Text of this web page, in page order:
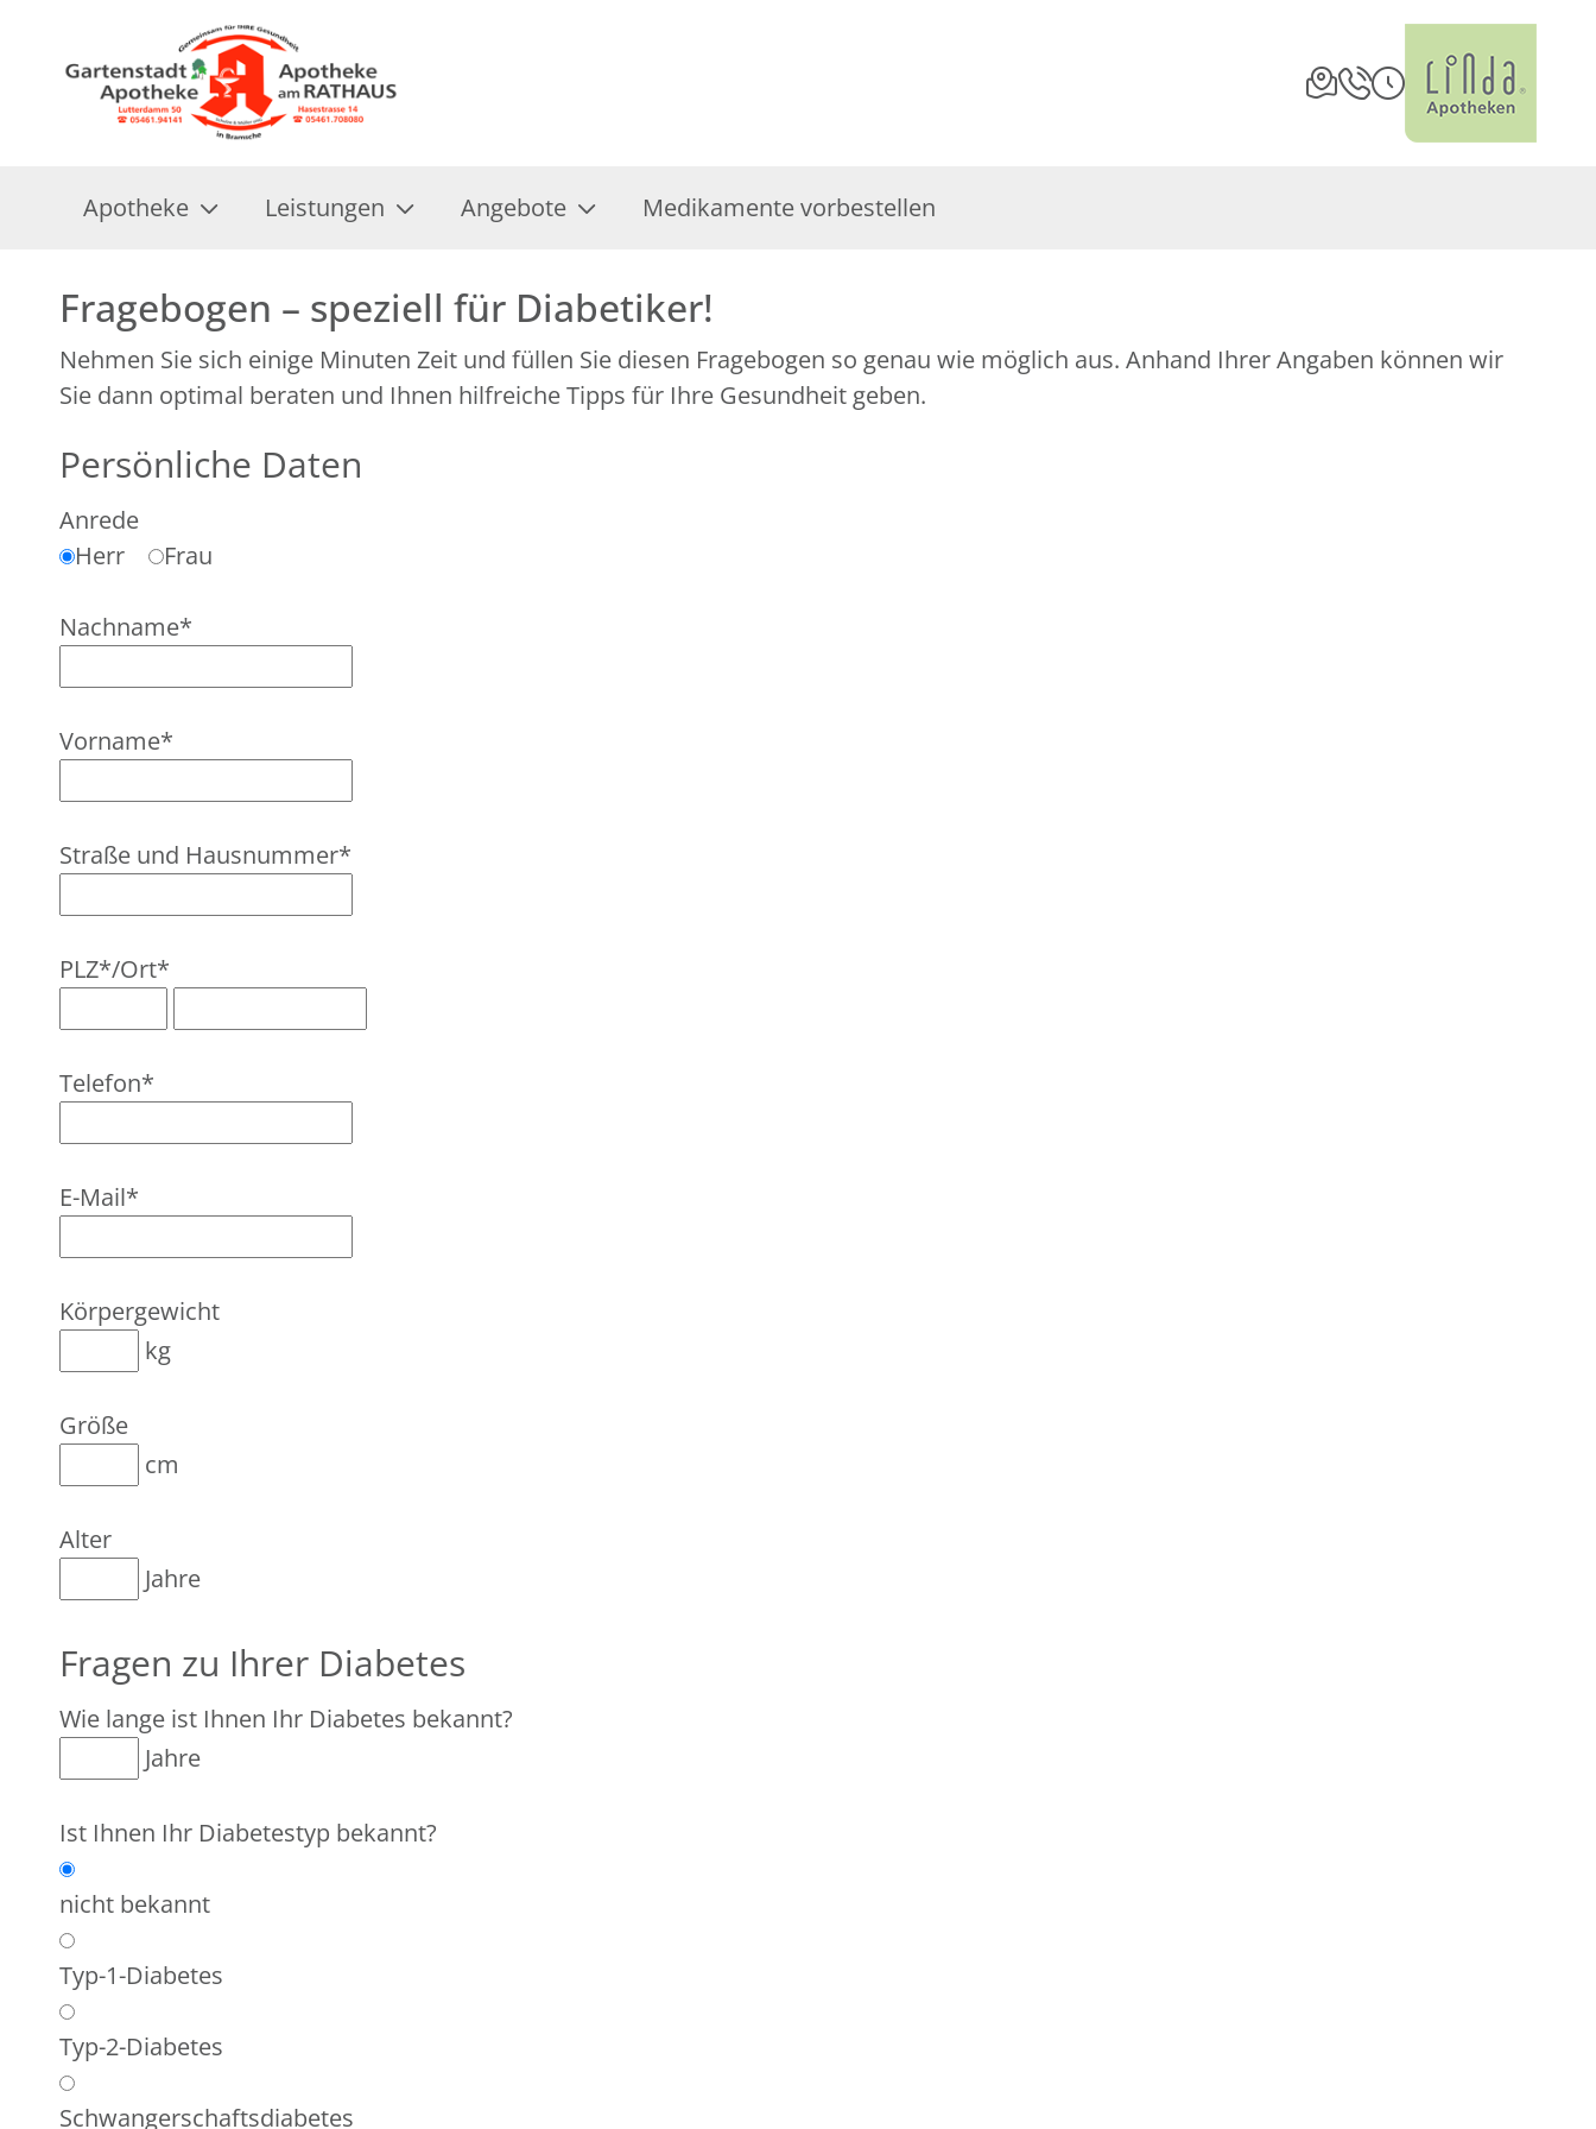
Apotheke Leistungen Angebote Medikamente vorbestellen
Fragebogen – speziell für Diabetiker!
Nehmen Sie sich einige Minuten Zeit und füllen Sie diesen Fragebogen so genau wie möglich aus. Anhand Ihrer Angaben können wir
Sie dann optimal beraten und Ihnen hilfreiche Tipps für Ihre Gesundheit geben.
Persönliche Daten
Anrede
Herr
Frau
Nachname*
Vorname*
Straße und Hausnummer*
PLZ*/Ort*
Telefon*
E-Mail*
Körpergewicht
kg
Größe
cm
Alter
Jahre
Fragen zu Ihrer Diabetes
Wie lange ist Ihnen Ihr Diabetes bekannt?
Jahre
Ist Ihnen Ihr Diabetestyp bekannt?
nicht bekannt
Typ-1-Diabetes
Typ-2-Diabetes
Schwangerschaftsdiabetes